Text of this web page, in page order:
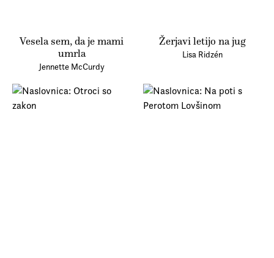
Vesela sem, da je mami
umrla
Jennette McCurdy
Žerjavi letijo na jug
Lisa Ridzén